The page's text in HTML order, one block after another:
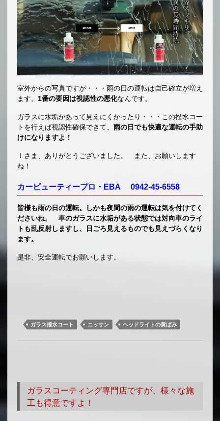
室外からの写真ですが・・・雨の日の運転は自己確立が増え
ます。 1番の要因は視認性の悪化なんです。
ガラスに水垢があって見えにくかったり・・・この撥水コー
トを行えば視認性確保できて、 雨の日でも快適な運転の手助
けになりますよ！
Ｉさま、ありがとうございました。 また、お願いします
ね！
カービューティープロ・EBA 0942-45-6558
皆様も雨の日の運転。しかも夜間の雨の運転は気を付けてく
ださいね。 車のガラスに水垢がある状態では対向車のライ
トも乱反射しますし、日ごろ見えるものでも見えづらくなり
ます。
是非、安全運転でお願いします。
ガラス撥水コート ニッサン ヘッドライトの黄ばみ
ガラスコーティング専門店ですが、様々な施
工も得意ですよ！